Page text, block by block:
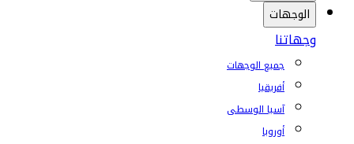
الوجهات
وجهاتنا
جميع الوجهات
أفريقيا
آسيا الوسطى
أوروبا